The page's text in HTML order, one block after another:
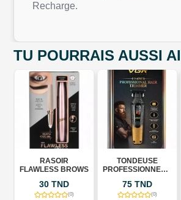
Recharge.
TU POURRAIS AUSSI
BROWS
(0)
TONDEUSE
PROFESSIONNELLE
PROFESSIONAL
HAIR TRIMMER
(0)